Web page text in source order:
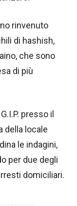
rinvenuto
di hashish,
che sono
di più
presso il
della locale
le indagini,
per due degli
domiciliari.